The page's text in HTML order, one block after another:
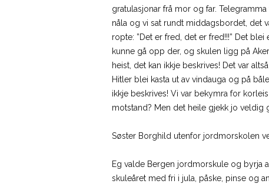
gratulasjonar frå mor og far.
nåla og vi sat rundt middagsbordet, det
ropte: ”Det er fred, det er fred!!!” Det
kunne gå opp der, og skulen ligg på
heist, det kan ikkje beskrives! Det var
Hitler blei kasta ut av vindauga og på
ikkje beskrives! Vi var bekymra for
motstand? Men det heile gjekk jo veldig
Søster Borghild utenfor jordmorskolen
Eg valde Bergen jordmorskule og byrja
skuleåret med fri i jula, påske, pinse og